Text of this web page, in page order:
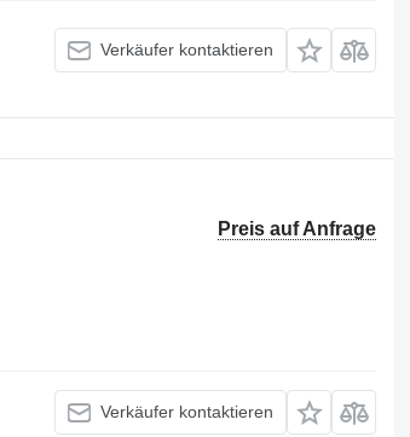
Verkäufer kontaktieren
Preis auf Anfrage
Verkäufer kontaktieren